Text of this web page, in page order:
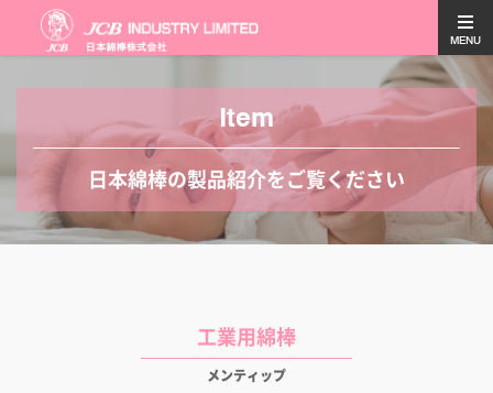
MENU
Item
日本綿棒の製品紹介をご覧ください
工業用綿棒
メンティップ